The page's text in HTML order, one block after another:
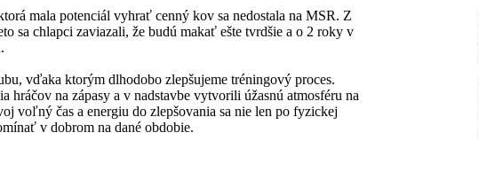
mala potenciál vyhrať cenný kov sa nedostala na MSR. Z
sa chlapci zaviazali, že budú makať ešte tvrdšie a o 2 roky v
vďaka ktorým dlhodobo zlepšujeme tréningový proces.
na zápasy a v nadstavbe vytvorili úžasnú atmosféru na
voľný čas a energiu do zlepšovania sa nie len po fyzickej
v dobrom na dané obdobie.